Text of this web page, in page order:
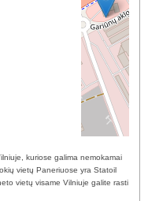
kuriose galima nemokamai
vietų Paneriuose yra Statoil
vietų visame Vilniuje galite rasti